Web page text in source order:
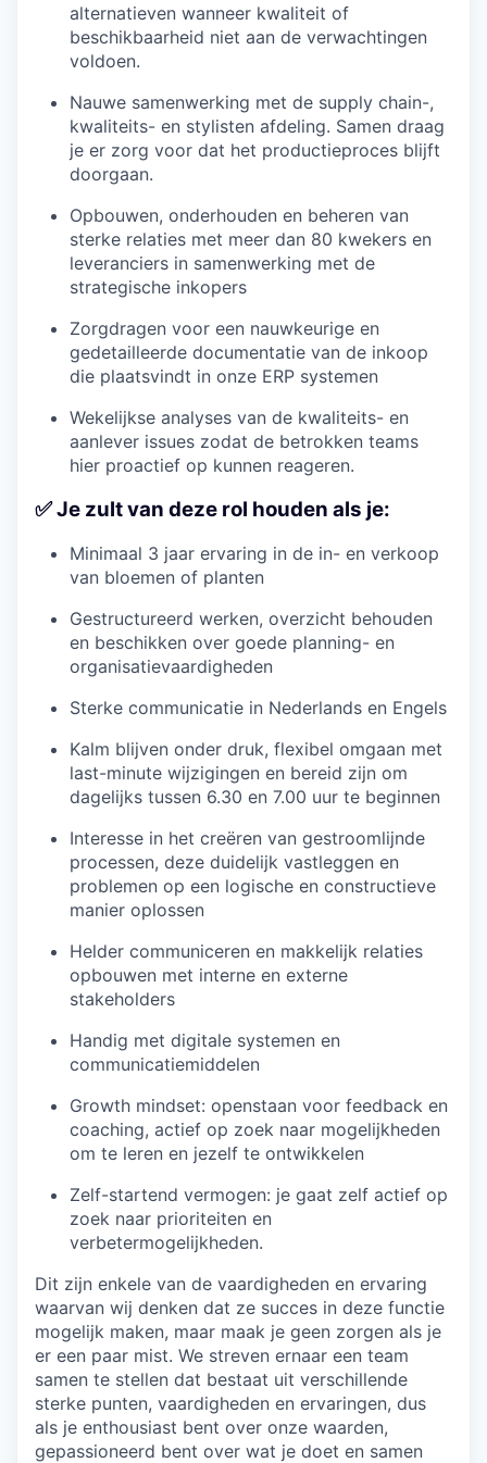
alternatieven wanneer kwaliteit of
beschikbaarheid niet aan de verwachtingen
voldoen.
Nauwe samenwerking met de supply chain-,
kwaliteits- en stylisten afdeling. Samen draag
je er zorg voor dat het productieproces blijft
doorgaan.
Opbouwen, onderhouden en beheren van
sterke relaties met meer dan 80 kwekers en
leveranciers in samenwerking met de
strategische inkopers
Zorgdragen voor een nauwkeurige en
gedetailleerde documentatie van de inkoop
die plaatsvindt in onze ERP systemen
Wekelijkse analyses van de kwaliteits- en
aanlever issues zodat de betrokken teams
hier proactief op kunnen reageren.
✅ Je zult van deze rol houden als je:
Minimaal 3 jaar ervaring in de in- en verkoop
van bloemen of planten
Gestructureerd werken, overzicht behouden
en beschikken over goede planning- en
organisatievaardigheden
Sterke communicatie in Nederlands en Engels
Kalm blijven onder druk, flexibel omgaan met
last-minute wijzigingen en bereid zijn om
dagelijks tussen 6.30 en 7.00 uur te beginnen
Interesse in het creëren van gestroomlijnde
processen, deze duidelijk vastleggen en
problemen op een logische en constructieve
manier oplossen
Helder communiceren en makkelijk relaties
opbouwen met interne en externe
stakeholders
Handig met digitale systemen en
communicatiemiddelen
Growth mindset: openstaan voor feedback en
coaching, actief op zoek naar mogelijkheden
om te leren en jezelf te ontwikkelen
Zelf-startend vermogen: je gaat zelf actief op
zoek naar prioriteiten en
verbetermogelijkheden.
Dit zijn enkele van de vaardigheden en ervaring
waarvan wij denken dat ze succes in deze functie
mogelijk maken, maar maak je geen zorgen als je
er een paar mist. We streven ernaar een team
samen te stellen dat bestaat uit verschillende
sterke punten, vaardigheden en ervaringen, dus
als je enthousiast bent over onze waarden,
gepassioneerd bent over wat je doet en samen